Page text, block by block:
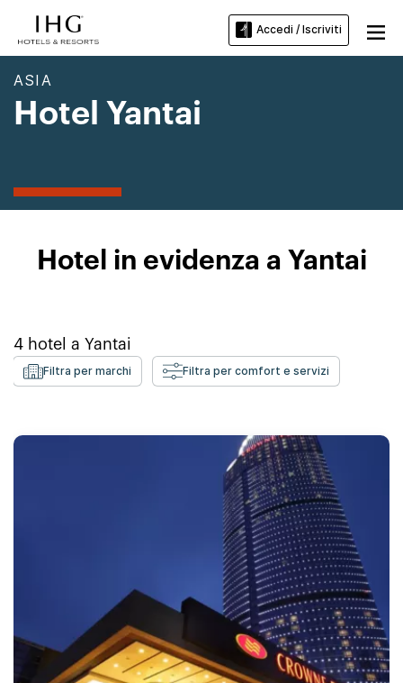
Accedi / Iscriviti
ASIA
Hotel Yantai
Hotel in evidenza a Yantai
4 hotel a Yantai
Filtra per marchi Filtra per comfort e servizi